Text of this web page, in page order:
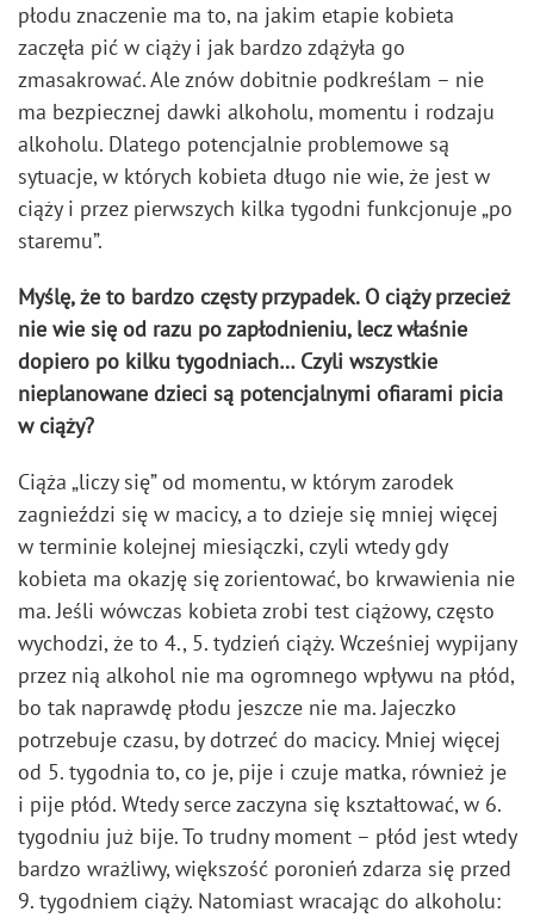
płodu znaczenie ma to, na jakim etapie kobieta
zaczęła pić w ciąży i jak bardzo zdążyła go
zmasakrować. Ale znów dobitnie podkreślam – nie
ma bezpiecznej dawki alkoholu, momentu i rodzaju
alkoholu. Dlatego potencjalnie problemowe są
sytuacje, w których kobieta długo nie wie, że jest w
ciąży i przez pierwszych kilka tygodni funkcjonuje „po
staremu”.
Myślę, że to bardzo częsty przypadek. O ciąży przecież
nie wie się od razu po zapłodnieniu, lecz właśnie
dopiero po kilku tygodniach… Czyli wszystkie
nieplanowane dzieci są potencjalnymi ofiarami picia
w ciąży?
Ciąża „liczy się” od momentu, w którym zarodek
zagnieździ się w macicy, a to dzieje się mniej więcej
w terminie kolejnej miesiączki, czyli wtedy gdy
kobieta ma okazję się zorientować, bo krwawienia nie
ma. Jeśli wówczas kobieta zrobi test ciążowy, często
wychodzi, że to 4., 5. tydzień ciąży. Wcześniej wypijany
przez nią alkohol nie ma ogromnego wpływu na płód,
bo tak naprawdę płodu jeszcze nie ma. Jajeczko
potrzebuje czasu, by dotrzeć do macicy. Mniej więcej
od 5. tygodnia to, co je, pije i czuje matka, również je
i pije płód. Wtedy serce zaczyna się kształtować, w 6.
tygodniu już bije. To trudny moment – płód jest wtedy
bardzo wrażliwy, większość poronień zdarza się przed
9. tygodniem ciąży. Natomiast wracając do alkoholu: